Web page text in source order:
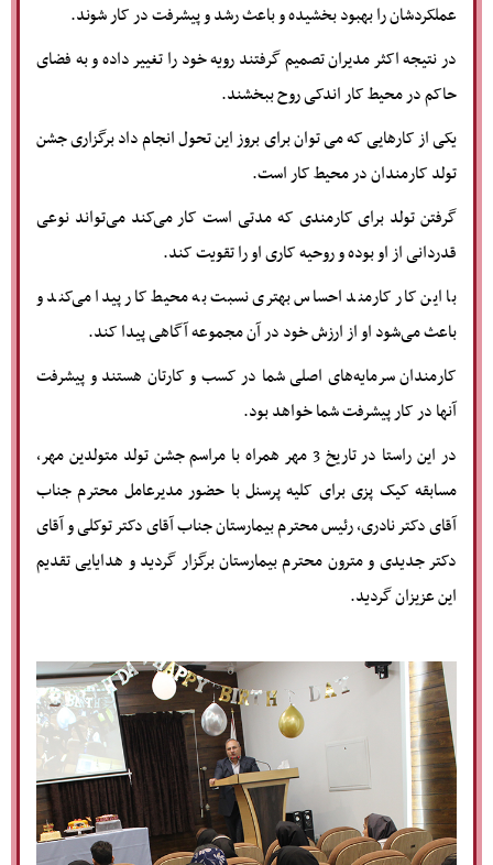
عملکردشان را بهبود بخشیده و باعث رشد و پیشرفت در کار شوند.
در نتیجه اکثر مدیران تصمیم گرفتند رویه خود را تغییر داده و به فضای
حاکم در محیط کار اندکی روح ببخشند.
یکی از کارهایی که می توان برای بروز این تحول انجام داد برگزاری جشن
تولد کارمندان در محیط کار است.
گرفتن تولد برای کارمندی که مدتی است کار می‌کند می‌تواند نوعی
قدردانی از او بوده و روحیه کاری او را تقویت کند.
با این کار کارمند احساس بهتری نسبت به محیط کار پیدا می‌کند و
باعث می‌شود او از ارزش خود در آن مجموعه آگاهی پیدا کند.
کارمندان سرمایه‌های اصلی شما در کسب و کارتان هستند و پیشرفت
آنها در کار پیشرفت شما خواهد بود.
در این راستا در تاریخ 3 مهر همراه با مراسم جشن تولد متولدین مهر،
مسابقه کیک پزی برای کلیه پرسنل با حضور مدیرعامل محترم جناب
آقای دکتر نادری، رئیس محترم بیمارستان جناب آقای دکتر توکلی و آقای
دکتر جدیدی و مترون محترم بیمارستان برگزار گردید و هدایایی تقدیم
این عزیزان گردید.